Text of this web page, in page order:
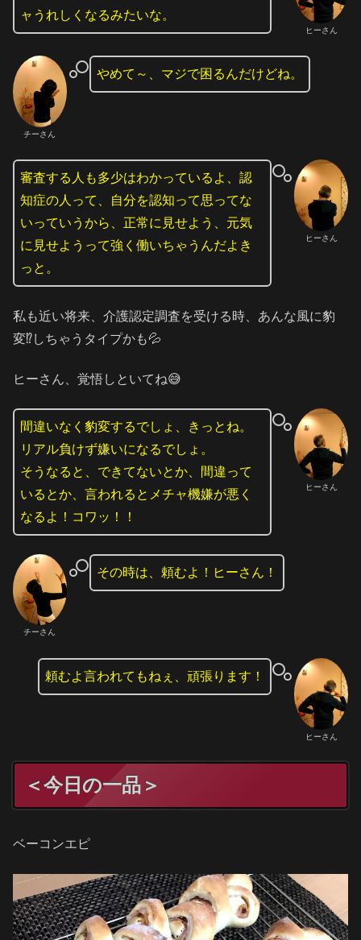
ヒーさん
ャうれしくなるみたいな。
チーさん
やめて～、マジで困るんだけどね。
ヒーさん
審査する人も多少はわかっているよ、認
知症の人って、自分を認知って思ってな
いっていうから、正常に見せよう、元気
に見せようって強く働いちゃうんだよき
っと。
私も近い将来、介護認定調査を受ける時、あんな風に豹
変⁉️しちゃうタイプかも💦
ヒーさん、覚悟しといてね😅
ヒーさん
間違いなく豹変するでしょ、きっとね。
リアル負けず嫌いになるでしょ。
そうなると、できてないとか、間違って
いるとか、言われるとメチャ機嫌が悪く
なるよ！コワッ！！
チーさん
その時は、頼むよ！ヒーさん！
ヒーさん
頼むよ言われてもねぇ、頑張ります！
＜今日の一品＞
ベーコンエピ